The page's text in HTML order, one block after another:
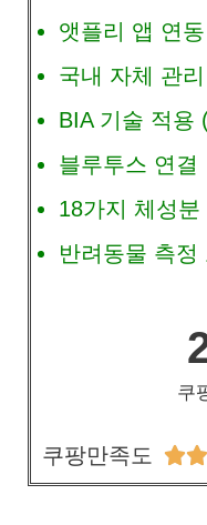
앳플리 앱 연
국내 자체 관리
BIA 기술 적용
블루투스 연결
18가지 체성분
반려동물 측정
쿠
쿠팡만족도 